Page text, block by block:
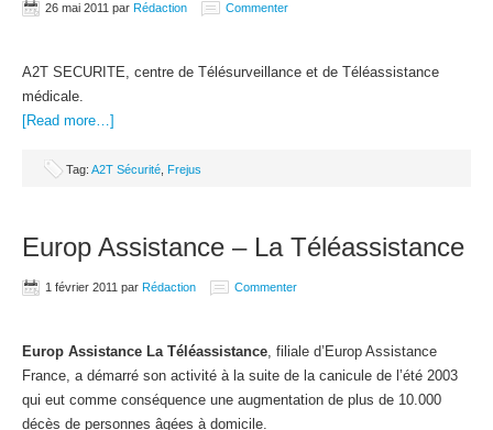
26 mai 2011 par Rédaction Commenter
A2T SECURITE, centre de Télésurveillance et de Téléassistance
médicale.
[Read more…]
Tag: A2T Sécurité, Frejus
Europ Assistance – La Téléassistance
1 février 2011 par Rédaction Commenter
Europ Assistance La Téléassistance, filiale d’Europ Assistance
France, a démarré son activité à la suite de la canicule de l’été 2003
qui eut comme conséquence une augmentation de plus de 10.000
décès de personnes âgées à domicile.